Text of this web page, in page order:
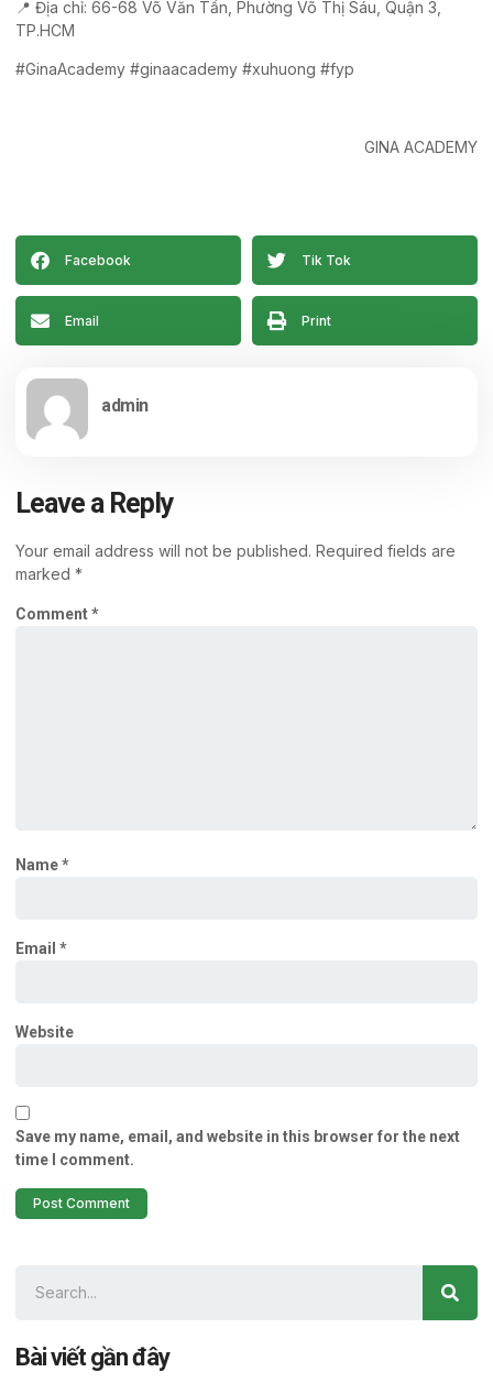
📍 Địa chỉ: 66-68 Võ Văn Tần, Phường Võ Thị Sáu, Quận 3,
TP.HCM
#GinaAcademy #ginaacademy #xuhuong #fyp
GINA ACADEMY
Facebook Tik Tok
Email Print
admin
Leave a Reply
Your email address will not be published. Required fields are
marked *
Comment*
Name*
Email *
Website
Save my name, email, and website in this browser for the next
time I comment.
Bài viết gần đây